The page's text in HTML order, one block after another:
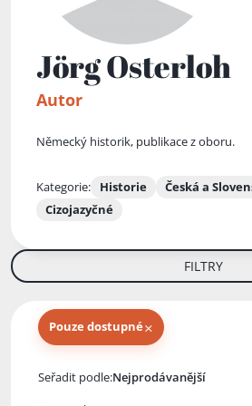
Jörg Osterloh
Autor
Německý historik, publikace z oboru.
Kategorie: Historie
Česká a
Cizojazyčné
FILTRY
Pouze dostupné×
Seřadit podle: